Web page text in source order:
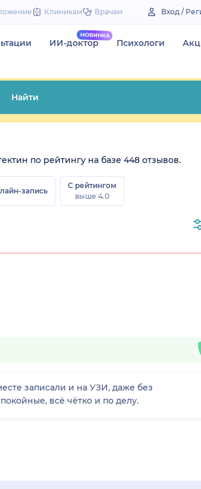
Клиникам Врачам Вход /
ИИ-доктор Психологи
Найти
по рейтингу на базе 448 отзывов.
запись
С рейтингом
выше 4.0
записали и на УЗИ, даже без
всё чётко и по делу.